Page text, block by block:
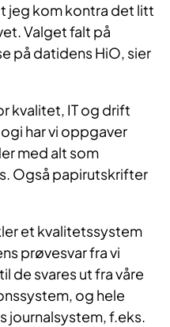
jeg kom kontra det litt
Valget falt på
på datidens HiO, sier
kvalitet, IT og drift
har vi oppgaver
med alt som
Også papirutskrifter
et kvalitetssystem
prøvesvar fra vi
de svares ut fra våre
og hele
journalsystem, f.eks.